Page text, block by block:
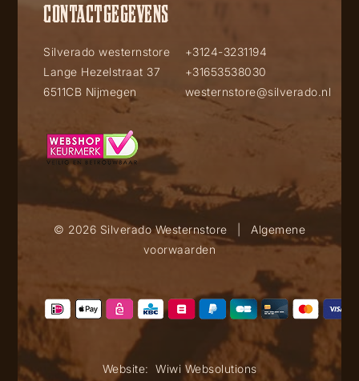
CONTACTGEGEVENS
Silverado westernstore
Lange Hezelstraat 37
6511CB Nijmegen
+3124-3231194
+31653538030
westernstore@silverado.nl
© 2026 Silverado Westernstore
Algemene
voorwaarden
Website: Wiwi Websolutions